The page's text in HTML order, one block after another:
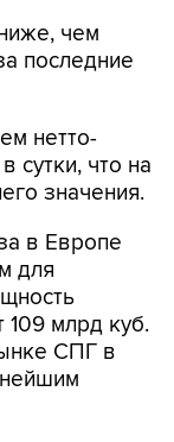
чем
последние
нетто-
сутки, что на
значения.
в Европе
для
109 млрд куб.
СПГ в